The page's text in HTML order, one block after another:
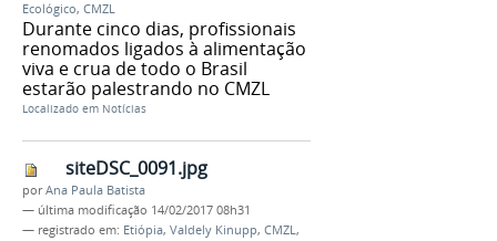
Ecológico, CMZL
Durante cinco dias, profissionais
renomados ligados à alimentação
viva e crua de todo o Brasil
estarão palestrando no CMZL
Localizado em Notícias
siteDSC_0091.jpg
porAna Paula Batista
— última modificação 14/02/2017 08h31
— registrado em: Etiópia, Valdely Kinupp, CMZL,